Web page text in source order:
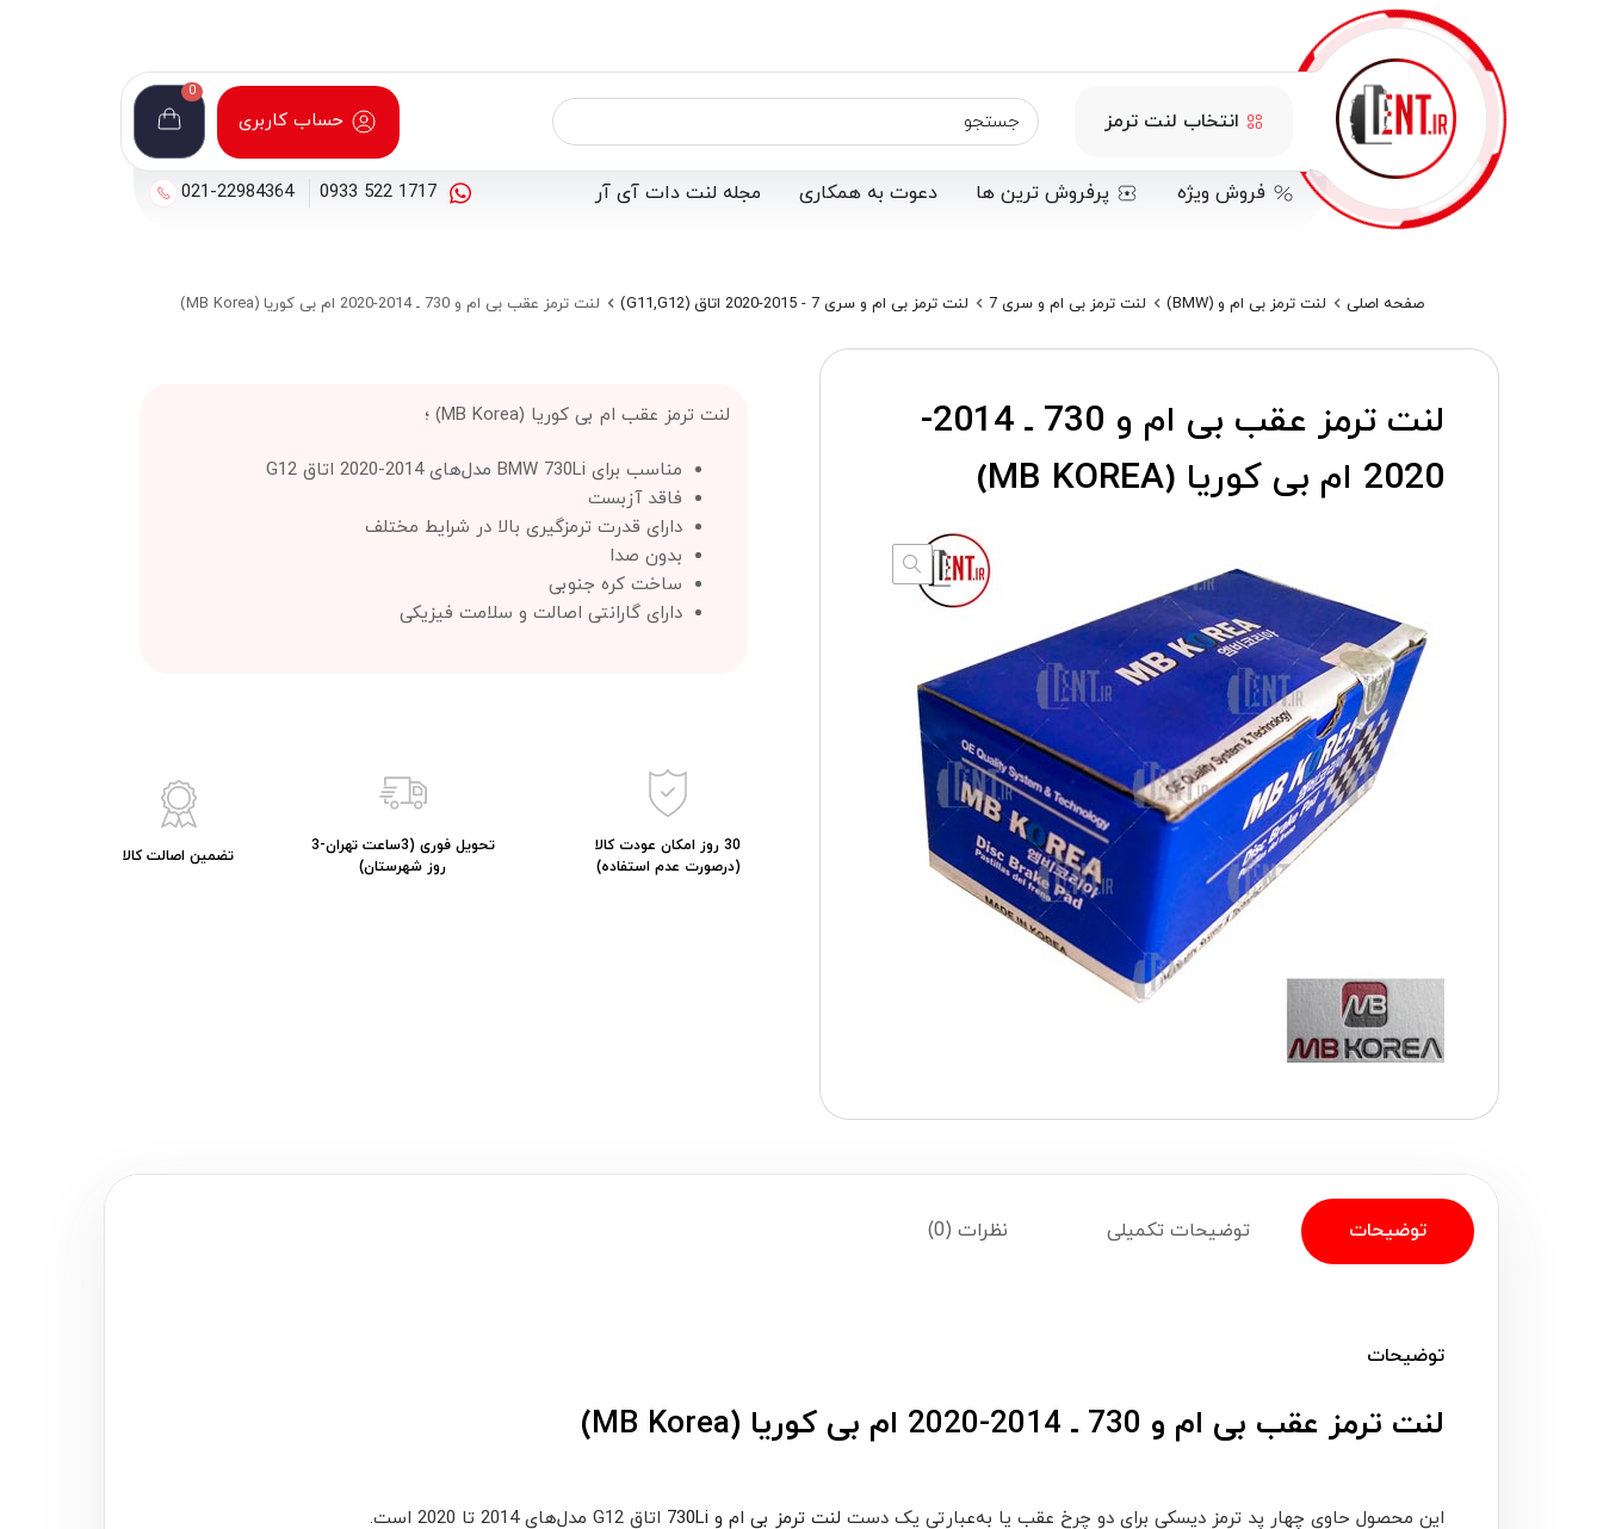
انتخاب لنت ترمز حساب کاربری
0
فروش ویژه پرفروش ترین ها دعوت به همکاری مجله لنت دات آی آر 1717 522 0933
021-22984364
صفحه اصلی لنت ترمز بی ام و (BMW) لنت ترمز بی ام و سری 7 لنت ترمز بی ام و سری 7 - 2015-2020 اتاق (G11,G12) لنت ترمز عقب بی ام و 730 ـ 2014-2020 ام بی کوریا (MB Korea)
لنت ترمز عقب بی ام و 730 ـ 2014-
2020 ام بی کوریا (MB KOREA)
لنت ترمز عقب ام بی کوریا (MB Korea) ؛
مناسب برای BMW 730Li مدل‌های 2014-2020 اتاق G12
فاقد آزبست
دارای قدرت ترمزگیری بالا در شرایط مختلف
بدون صدا
ساخت کره جنوبی
دارای گارانتی اصالت و سلامت فیزیکی
30 روز امکان عودت کالا
(درصورت عدم استفاده)
تحویل فوری (3ساعت تهران-3
روز شهرستان)
تضمین اصالت کالا
توضیحات توضیحات تکمیلی نظرات (0)
توضیحات
لنت ترمز عقب بی ام و 730 ـ 2014-2020 ام بی کوریا (MB Korea)
این محصول حاوی چهار پد ترمز دیسکی برای دو چرخ عقب یا به‌عبارتی یک دست لنت ترمز بی ام و 730Li اتاق G12 مدل‌های 2014 تا 2020 است.